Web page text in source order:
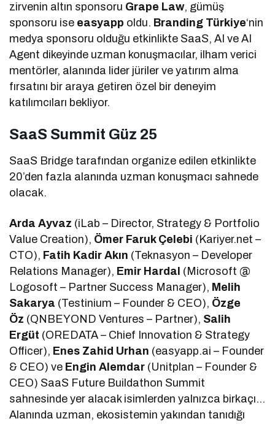
zirvenin altın sponsoru Grape Law, gümüş
sponsoru ise easyapp oldu. Branding Türkiye‘nin
medya sponsoru olduğu etkinlikte SaaS, AI ve AI
Agent dikeyinde uzman konuşmacılar, ilham verici
mentörler, alanında lider jüriler ve yatırım alma
fırsatını bir araya getiren özel bir deneyim
katılımcıları bekliyor.
SaaS Summit Güz 25
SaaS Bridge tarafından organize edilen etkinlikte
20’den fazla alanında uzman konuşmacı sahnede
olacak.
Arda Ayvaz (iLab – Director, Strategy & Portfolio
Value Creation), Ömer Faruk Çelebi (Kariyer.net –
CTO), Fatih Kadir Akın (Teknasyon – Developer
Relations Manager), Emir Hardal (Microsoft @
Logosoft – Partner Success Manager), Melih
Sakarya (Testinium – Founder & CEO), Özge
Öz (QNBEYOND Ventures – Partner), Salih
Ergüt (OREDATA – Chief Innovation & Strategy
Officer), Enes Zahid Urhan (easyapp.ai – Founder
& CEO) ve Engin Alemdar (Unitplan – Founder &
CEO) SaaS Future Buildathon Summit
sahnesinde yer alacak isimlerden yalnızca birkaçı…
Alanında uzman, ekosistemin yakından tanıdığı